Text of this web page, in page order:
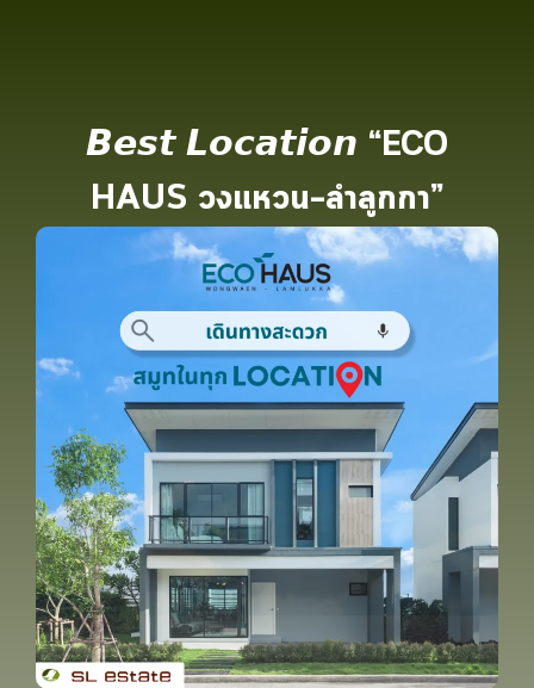
𝘽𝙚𝙨𝙩 𝙇𝙤𝙘𝙖𝙩𝙞𝙤𝙣 “ECO
HAUS วงแหวน–ลำลูกกา”